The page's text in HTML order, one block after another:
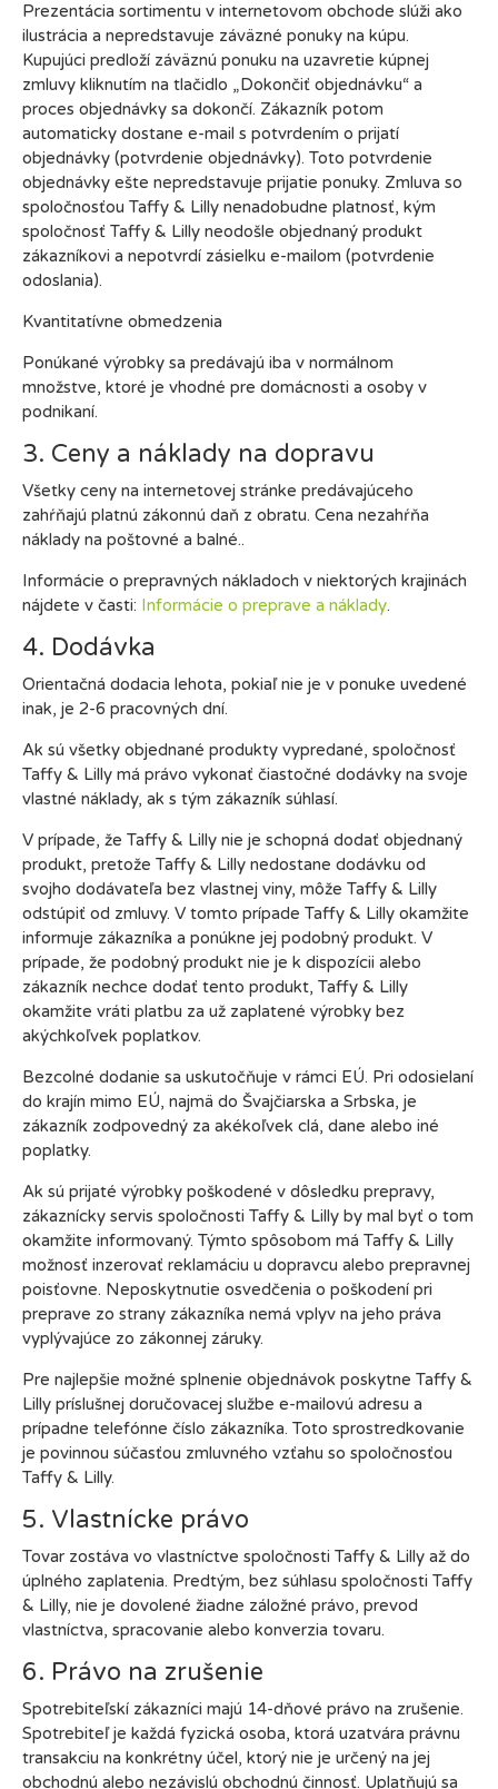
Prezentácia sortimentu v internetovom obchode slúži ako
ilustrácia a nepredstavuje záväzné ponuky na kúpu.
Kupujúci predloží záväznú ponuku na uzavretie kúpnej
zmluvy kliknutím na tlačidlo „Dokončiť objednávku“ a
proces objednávky sa dokončí. Zákazník potom
automaticky dostane e-mail s potvrdením o prijatí
objednávky (potvrdenie objednávky). Toto potvrdenie
objednávky ešte nepredstavuje prijatie ponuky. Zmluva so
spoločnosťou Taffy & Lilly nenadobudne platnosť, kým
spoločnosť Taffy & Lilly neodošle objednaný produkt
zákazníkovi a nepotvrdí zásielku e-mailom (potvrdenie
odoslania).
Kvantitatívne obmedzenia
Ponúkané výrobky sa predávajú iba v normálnom
množstve, ktoré je vhodné pre domácnosti a osoby v
podnikaní.
3. Ceny a náklady na dopravu
Všetky ceny na internetovej stránke predávajúceho
zahŕňajú platnú zákonnú daň z obratu. Cena nezahŕňa
náklady na poštovné a balné..
Informácie o prepravných nákladoch v niektorých krajinách
nájdete v časti: Informácie o preprave a náklady.
4. Dodávka
Orientačná dodacia lehota, pokiaľ nie je v ponuke uvedené
inak, je 2-6 pracovných dní.
Ak sú všetky objednané produkty vypredané, spoločnosť
Taffy & Lilly má právo vykonať čiastočné dodávky na svoje
vlastné náklady, ak s tým zákazník súhlasí.
V prípade, že Taffy & Lilly nie je schopná dodať objednaný
produkt, pretože Taffy & Lilly nedostane dodávku od
svojho dodávateľa bez vlastnej viny, môže Taffy & Lilly
odstúpiť od zmluvy. V tomto prípade Taffy & Lilly okamžite
informuje zákazníka a ponúkne jej podobný produkt. V
prípade, že podobný produkt nie je k dispozícii alebo
zákazník nechce dodať tento produkt, Taffy & Lilly
okamžite vráti platbu za už zaplatené výrobky bez
akýchkoľvek poplatkov.
Bezcolné dodanie sa uskutočňuje v rámci EÚ. Pri odosielaní
do krajín mimo EÚ, najmä do Švajčiarska a Srbska, je
zákazník zodpovedný za akékoľvek clá, dane alebo iné
poplatky.
Ak sú prijaté výrobky poškodené v dôsledku prepravy,
zákaznícky servis spoločnosti Taffy & Lilly by mal byť o tom
okamžite informovaný. Týmto spôsobom má Taffy & Lilly
možnosť inzerovať reklamáciu u dopravcu alebo prepravnej
poisťovne. Neposkytnutie osvedčenia o poškodení pri
preprave zo strany zákazníka nemá vplyv na jeho práva
vyplývajúce zo zákonnej záruky.
Pre najlepšie možné splnenie objednávok poskytne Taffy &
Lilly príslušnej doručovacej službe e-mailovú adresu a
prípadne telefónne číslo zákazníka. Toto sprostredkovanie
je povinnou súčasťou zmluvného vzťahu so spoločnosťou
Taffy & Lilly.
5. Vlastnícke právo
Tovar zostáva vo vlastníctve spoločnosti Taffy & Lilly až do
úplného zaplatenia. Predtým, bez súhlasu spoločnosti Taffy
& Lilly, nie je dovolené žiadne záložné právo, prevod
vlastníctva, spracovanie alebo konverzia tovaru.
6. Právo na zrušenie
Spotrebiteľskí zákazníci majú 14-dňové právo na zrušenie.
Spotrebiteľ je každá fyzická osoba, ktorá uzatvára právnu
transakciu na konkrétny účel, ktorý nie je určený na jej
obchodnú alebo nezávislú obchodnú činnosť. Uplatňujú sa